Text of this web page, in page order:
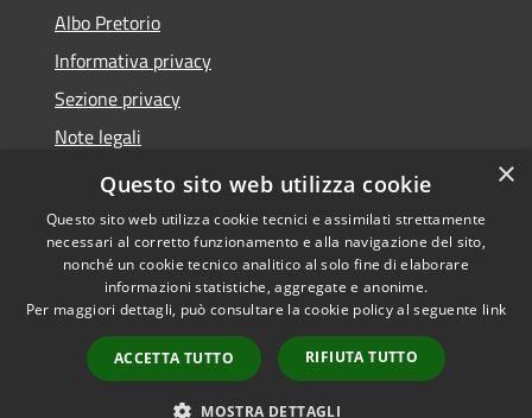
Albo Pretorio
Informativa privacy
Sezione privacy
Note legali
Dichiarazione di accessibilità
Accessibilità
Copyright © 2026 • Comune di
Scanzorosciate • Powered by
Municipium•
Accesso
redazione
×
Questo sito web utilizza cookie
Questo sito web utilizza cookie tecnici e assimilati strettamente
necessari al corretto funzionamento e alla navigazione del sito,
nonché un cookie tecnico analitico al solo fine di elaborare
informazioni statistiche, aggregate e anonime.
Per maggiori dettagli, può consultare la cookie policy al seguente link
ACCETTA TUTTO RIFIUTA TUTTO
MOSTRA DETTAGLI